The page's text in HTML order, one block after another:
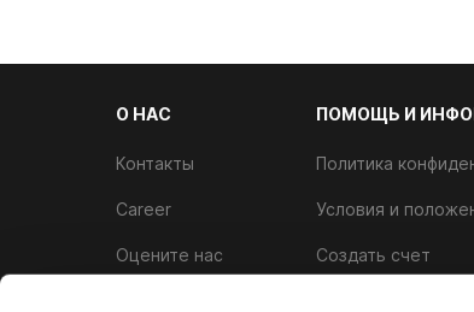
О НАС
Контакты
Career
Оцените нас
ПОМОЩЬ И
Политика
Условия и
Создать счет